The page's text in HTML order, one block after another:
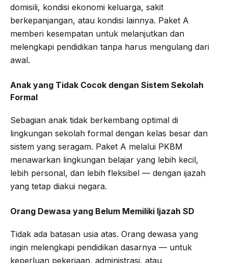
domisili, kondisi ekonomi keluarga, sakit
berkepanjangan, atau kondisi lainnya. Paket A
memberi kesempatan untuk melanjutkan dan
melengkapi pendidikan tanpa harus mengulang dari
awal.
Anak yang Tidak Cocok dengan Sistem Sekolah
Formal
Sebagian anak tidak berkembang optimal di
lingkungan sekolah formal dengan kelas besar dan
sistem yang seragam. Paket A melalui PKBM
menawarkan lingkungan belajar yang lebih kecil,
lebih personal, dan lebih fleksibel — dengan ijazah
yang tetap diakui negara.
Orang Dewasa yang Belum Memiliki Ijazah SD
Tidak ada batasan usia atas. Orang dewasa yang
ingin melengkapi pendidikan dasarnya — untuk
keperluan pekerjaan, administrasi, atau